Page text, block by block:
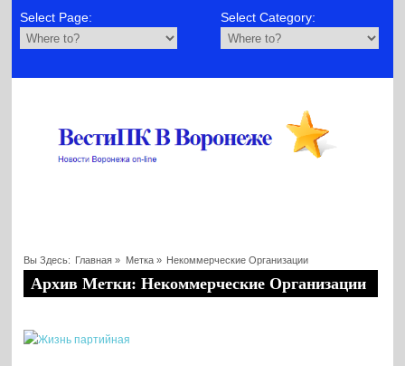
Select Page: Select Category:
Вы Здесь: Главная » Метка » Некоммерческие Организации
Архив Метки: Некоммерческие Организации